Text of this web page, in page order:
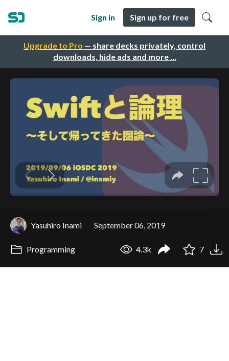
Upgrade to Pro — share decks privately, control
downloads, hide ads and more …
Sign in Sign up for free
Yasuhiro Inami September 06, 2019
Programming 4.3k 7